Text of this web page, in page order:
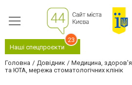
Наші спецпроєкти
23
Головна Довідник Медицина, здоров'я
та ЮТА, мережа стоматологічних клінік